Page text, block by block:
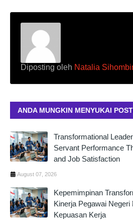
Diposting oleh Natalia
ANDA MUNGKIN MENYUKAI
Transformational
Servant Performance
and Job Satisfaction
August 07, 2026
Kepemimpinan
Kinerja Pegawai
Kepuasan Kerja